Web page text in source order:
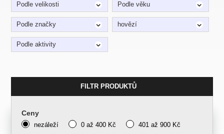
Podle velikosti Podle věku
Podle značky hovězí
Podle aktivity
FILTR PRODUKTŮ
Ceny
nezáleží 0 až 400 Kč 401 až 900 Kč